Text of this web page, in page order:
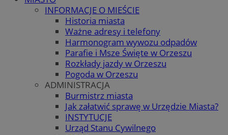
INFORMACJE O MIEŚCIE
Historia miasta
Ważne adresy i telefony
Harmonogram wywozu odpadów
Parafie i Msze Święte w Orzeszu
Rozkłady jazdy w Orzeszu
Pogoda w Orzeszu
ADMINISTRACJA
Burmistrz miasta
Jak załatwić sprawę w Urzędzie Miasta?
INSTYTUCJE
Urząd Stanu Cywilnego